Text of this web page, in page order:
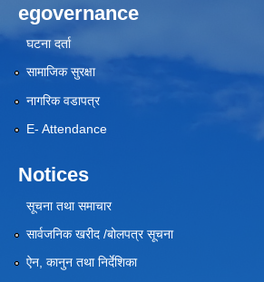
egovernance
घटना दर्ता
सामाजिक सुरक्षा
नागरिक वडापत्र
E- Attendance
Notices
सूचना तथा समाचार
सार्वजनिक खरीद /बोलपत्र सूचना
ऐन, कानुन तथा निर्देशिका